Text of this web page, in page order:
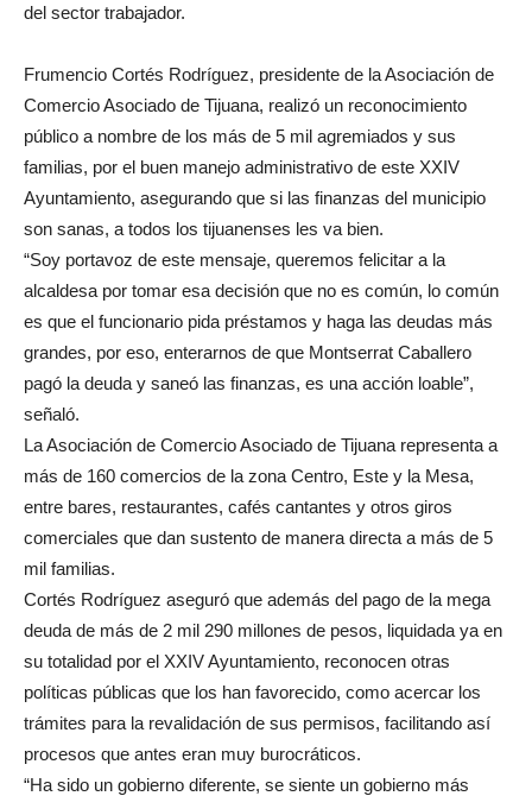
del sector trabajador.
Frumencio Cortés Rodríguez, presidente de la Asociación de
Comercio Asociado de Tijuana, realizó un reconocimiento
público a nombre de los más de 5 mil agremiados y sus
familias, por el buen manejo administrativo de este XXIV
Ayuntamiento, asegurando que si las finanzas del municipio
son sanas, a todos los tijuanenses les va bien.
“Soy portavoz de este mensaje, queremos felicitar a la
alcaldesa por tomar esa decisión que no es común, lo común
es que el funcionario pida préstamos y haga las deudas más
grandes, por eso, enterarnos de que Montserrat Caballero
pagó la deuda y saneó las finanzas, es una acción loable”,
señaló.
La Asociación de Comercio Asociado de Tijuana representa a
más de 160 comercios de la zona Centro, Este y la Mesa,
entre bares, restaurantes, cafés cantantes y otros giros
comerciales que dan sustento de manera directa a más de 5
mil familias.
Cortés Rodríguez aseguró que además del pago de la mega
deuda de más de 2 mil 290 millones de pesos, liquidada ya en
su totalidad por el XXIV Ayuntamiento, reconocen otras
políticas públicas que los han favorecido, como acercar los
trámites para la revalidación de sus permisos, facilitando así
procesos que antes eran muy burocráticos.
“Ha sido un gobierno diferente, se siente un gobierno más